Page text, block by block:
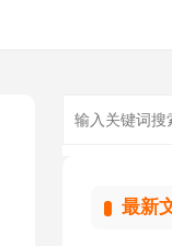
最新